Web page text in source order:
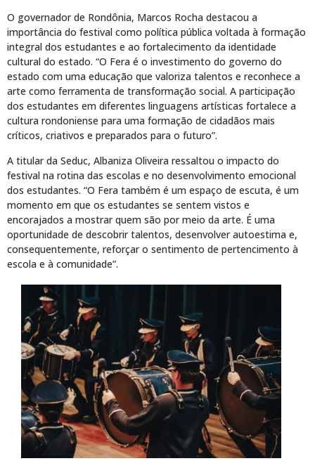
O governador de Rondônia, Marcos Rocha destacou a
importância do festival como política pública voltada à formação
integral dos estudantes e ao fortalecimento da identidade
cultural do estado. “O Fera é o investimento do governo do
estado com uma educação que valoriza talentos e reconhece a
arte como ferramenta de transformação social. A participação
dos estudantes em diferentes linguagens artísticas fortalece a
cultura rondoniense para uma formação de cidadãos mais
críticos, criativos e preparados para o futuro”.
A titular da Seduc, Albaniza Oliveira ressaltou o impacto do
festival na rotina das escolas e no desenvolvimento emocional
dos estudantes. “O Fera também é um espaço de escuta, é um
momento em que os estudantes se sentem vistos e
encorajados a mostrar quem são por meio da arte. É uma
oportunidade de descobrir talentos, desenvolver autoestima e,
consequentemente, reforçar o sentimento de pertencimento à
escola e à comunidade”.